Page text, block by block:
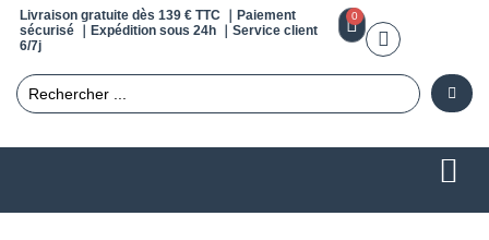
Livraison gratuite dès 139 € TTC ｜Paiement
sécurisé ｜Expédition sous 24h ｜Service client
6/7j
0